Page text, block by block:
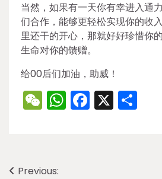
当然，如果有一天你有幸进入通
们合作，能够更轻松实现你的收
里还干的开心，那就好好珍惜你
生命对你的馈赠。
给00后们加油，助威！
WeChat
WhatsApp
X
Post
Previous: